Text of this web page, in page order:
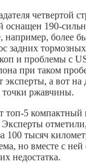
четвертой
оснащен 190-
например, более
задних
и проблемы с
при таком
эксперты, а вот
точки ржавчины.
топ-5 компактный
100 тысяч
но вместе с
недостатка.